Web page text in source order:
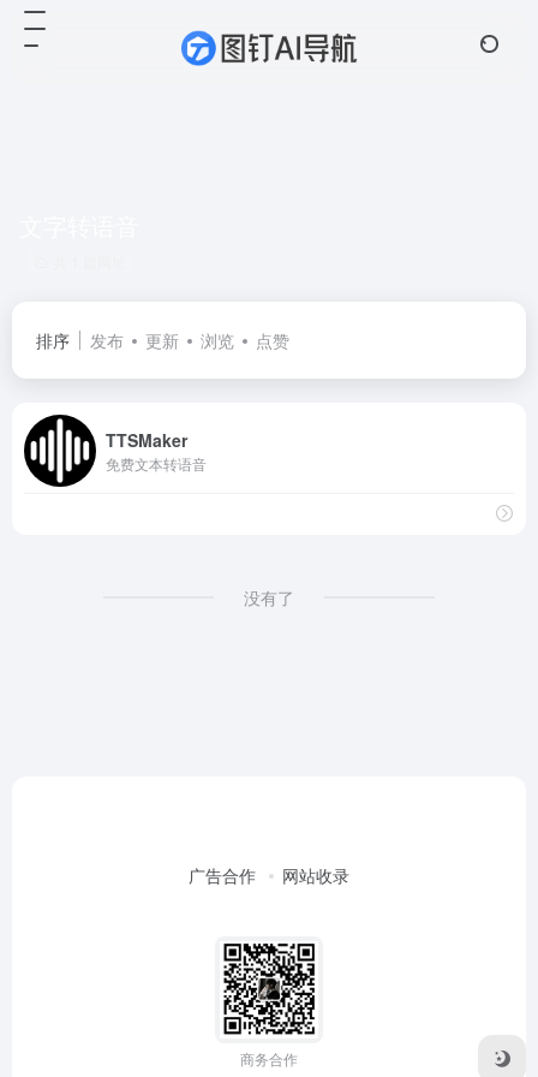
排序 发布 更新 浏览 点赞
TTSMaker
免费文本转语音
没有了
广告合作 网站收录
商务合作